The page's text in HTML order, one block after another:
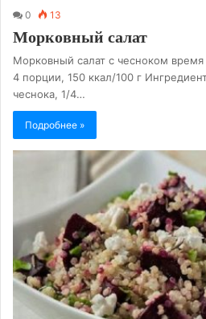
0 13
Морковный салат
Морковный салат с чесноком время
4 порции, 150 ккал/100 г
чеснока, 1/4…
Подробнее »